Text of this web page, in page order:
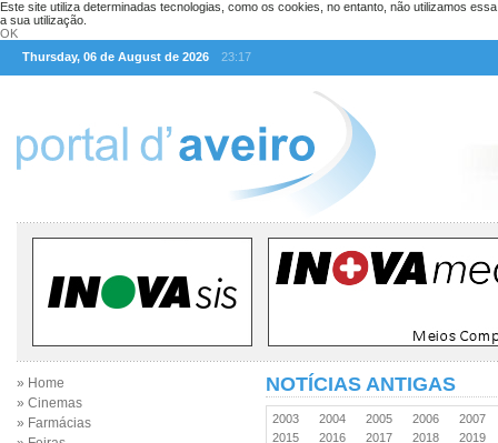
Este site utiliza determinadas tecnologias, como os cookies, no entanto, não utilizamos
a sua utilização.
OK
Thursday, 06 de August de 2026
23:17
» Home
» Cinemas
» Farmácias
NOTÍCIAS ANTIGAS
2003 2004 2005 2006
2007
2015
2016 2017 2018
2019